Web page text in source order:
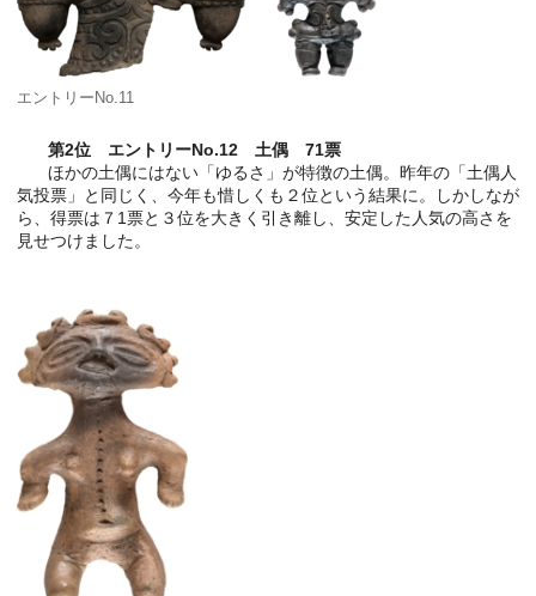
エントリーNo.11
第2位 エントリーNo.12 土偶 71票
ほかの土偶にはない「ゆるさ」が特徴の土偶。昨年の「土偶人
気投票」と同じく、今年も惜しくも２位という結果に。しかしなが
ら、得票は７1票と３位を大きく引き離し、安定した人気の高さを
見せつけました。